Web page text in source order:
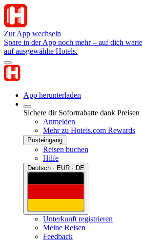
Zur App wechseln
Spare in der App noch mehr – auf dich
auf ausgewählte Hotels.
App herunterladen
Sichere dir Sofortrabatte dank
Anmelden
Mehr zu Hotels.com Rewards
Posteingang
Reisen buchen
Hilfe
Deutsch · EUR · DE
Unterkunft registrieren
Meine Reisen
Feedback